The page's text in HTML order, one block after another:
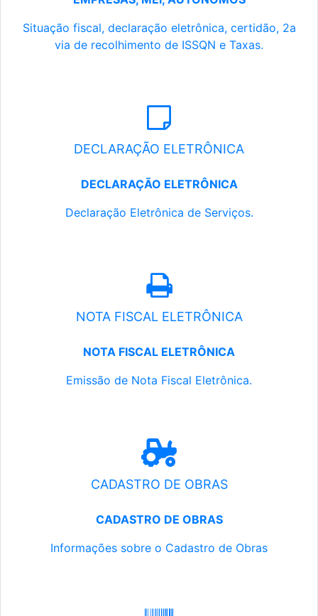
Situação fiscal, declaração eletrônica, certidão, 2a
via de recolhimento de ISSQN e Taxas.
DECLARAÇÃO ELETRÔNICA
DECLARAÇÃO ELETRÔNICA
Declaração Eletrônica de Serviços.
NOTA FISCAL ELETRÔNICA
NOTA FISCAL ELETRÔNICA
Emissão de Nota Fiscal Eletrônica.
CADASTRO DE OBRAS
CADASTRO DE OBRAS
Informações sobre o Cadastro de Obras